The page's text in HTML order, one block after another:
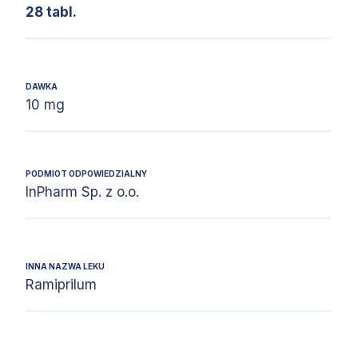
28 tabl.
DAWKA
10 mg
PODMIOT ODPOWIEDZIALNY
InPharm Sp. z o.o.
INNA NAZWA LEKU
Ramiprilum